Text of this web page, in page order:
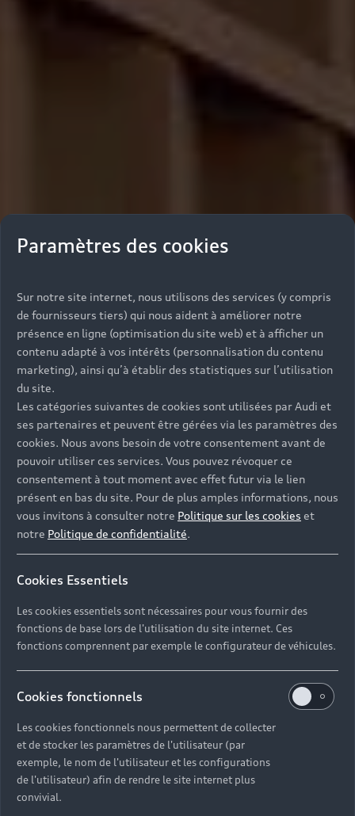
Paramètres des cookies
Sur notre site internet, nous utilisons des services (y compris
de fournisseurs tiers) qui nous aident à améliorer notre
présence en ligne (optimisation du site web) et à afficher un
contenu adapté à vos intérêts (personnalisation du contenu
marketing), ainsi qu’à établir des statistiques sur l’utilisation
du site.
Les catégories suivantes de cookies sont utilisées par Audi et
ses partenaires et peuvent être gérées via les paramètres des
cookies. Nous avons besoin de votre consentement avant de
pouvoir utiliser ces services. Vous pouvez révoquer ce
consentement à tout moment avec effet futur via le lien
présent en bas du site. Pour de plus amples informations, nous
vous invitons à consulter notre Politique sur les cookies et
notre Politique de confidentialité.
Cookies Essentiels
Les cookies essentiels sont nécessaires pour vous fournir des
fonctions de base lors de l'utilisation du site internet. Ces
fonctions comprennent par exemple le configurateur de véhicules.
Cookies fonctionnels
Les cookies fonctionnels nous permettent de collecter
et de stocker les paramètres de l'utilisateur (par
exemple, le nom de l'utilisateur et les configurations
de l'utilisateur) afin de rendre le site internet plus
convivial.